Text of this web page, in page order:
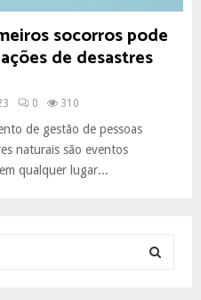
socorros pode
de desastres
0 310
de gestão de pessoas
naturais são eventos
qualquer lugar...